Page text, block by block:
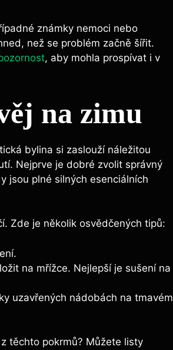
známky nemoci nebo
než se problém začně šířit.
, aby mohla prospívat i v
na zimu
bylina si zaslouží náležitou
Nejprve je dobré zvolit správný
jsou plné silných esenciálních
Zde je několik osvědčených tipů:
na mřížce. Nejlepší je sušení na
uzavřených nádobách na tmavém
těchto pokrmů? Můžete listy